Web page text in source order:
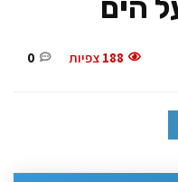
הים
188 צפיות 0